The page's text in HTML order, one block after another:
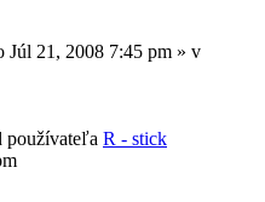
Júl 21, 2008 7:45 pm » v
používateľa R - stick